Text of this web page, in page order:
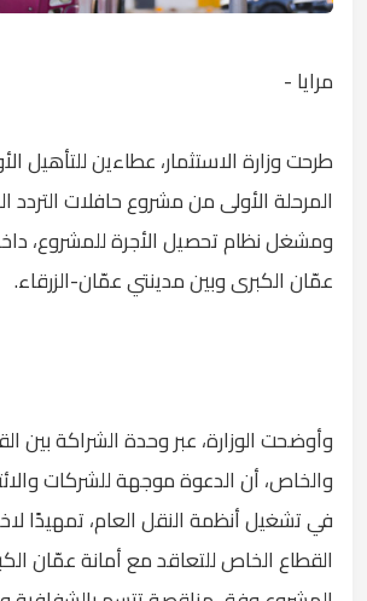
مرايا -
طرحت وزارة الاستثمار، عطاءين للتأهيل
ومشغل نظام تحصيل الأجرة للمشروع،
عمّان الكبرى وبين مدينتي عمّان-الزرقاء.
وأوضحت الوزارة، عبر وحدة الشراكة بين
والخاص، أن الدعوة موجهة للشركات
في تشغيل أنظمة النقل العام، تمهيدًا
القطاع الخاص للتعاقد مع أمانة عمّان